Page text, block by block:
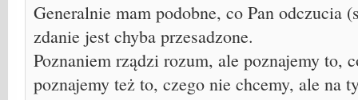
Generalnie mam podobne, co Pan odczucia
zdanie jest chyba przesadzone.
Poznaniem rządzi rozum, ale poznajemy to,
poznajemy też to, czego nie chcemy, ale na